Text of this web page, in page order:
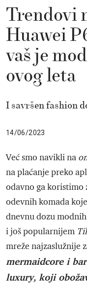
Trendovi
Huawei
vaš je
ovog leta
I savršen fashion
14/06/2023
Već smo navikli na
na plaćanje preko
odavno ga koristimo
odevnih komada
dnevnu dozu
i još popularnijem
mreže najzaslužnije
mermaidcore i
luxury, koji